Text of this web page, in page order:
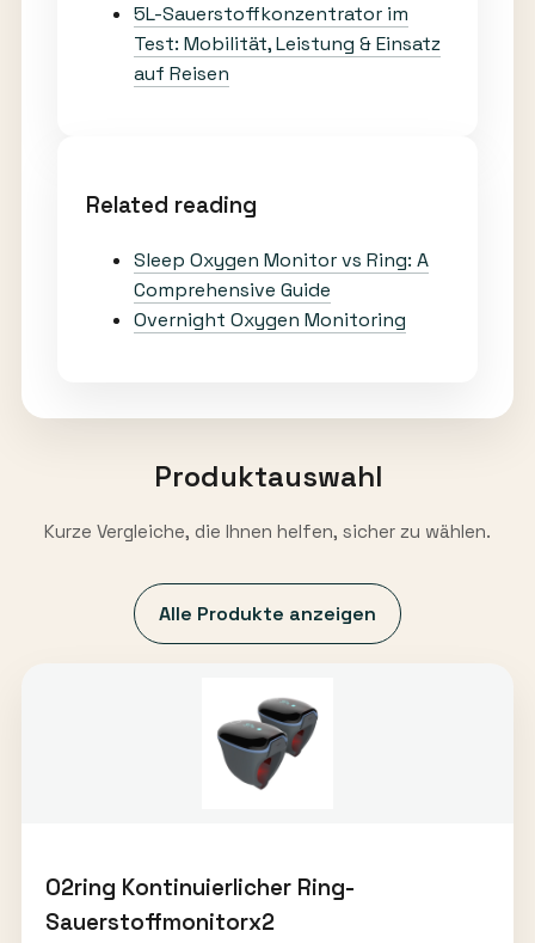
5L-Sauerstoffkonzentrator im
Test: Mobilität, Leistung & Einsatz
auf Reisen
Related reading
Sleep Oxygen Monitor vs Ring: A
Comprehensive Guide
Overnight Oxygen Monitoring
Produktauswahl
Kurze Vergleiche, die Ihnen helfen, sicher zu wählen.
Alle Produkte anzeigen
O2ring Kontinuierlicher Ring-
Sauerstoffmonitorx2